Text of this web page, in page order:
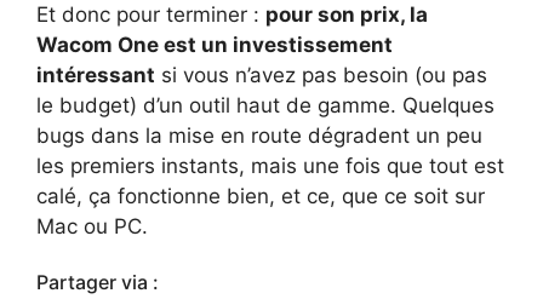
Et donc pour terminer : pour son prix, la
Wacom One est un investissement
intéressant si vous n’avez pas besoin (ou pas
le budget) d’un outil haut de gamme. Quelques
bugs dans la mise en route dégradent un peu
les premiers instants, mais une fois que tout est
calé, ça fonctionne bien, et ce, que ce soit sur
Mac ou PC.
Partager via :